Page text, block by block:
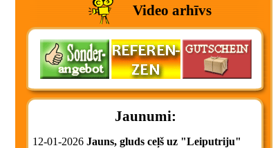
Video arhīvs
Jaunumi:
12-01-2026 Jauns, gluds ceļš uz "Leiputriju"